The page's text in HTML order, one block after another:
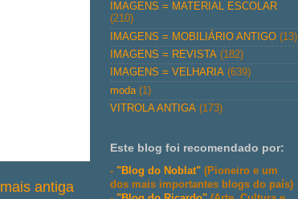
antiga
IMAGENS = MATERIAL ESCOLAR
(210)
IMAGENS = MOBILIÁRIO ANTIGO (13)
IMAGENS = REVISTA (182)
IMAGENS = VELHARIA (639)
moda (1)
VITROLA ANTIGA (173)
Este blog foi recomendado por:
- "Blog do Noblat" (Pioneiro e um
dos mais importantes blogs do país)